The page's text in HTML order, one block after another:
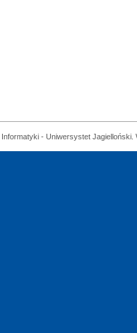
- Uniwersystet